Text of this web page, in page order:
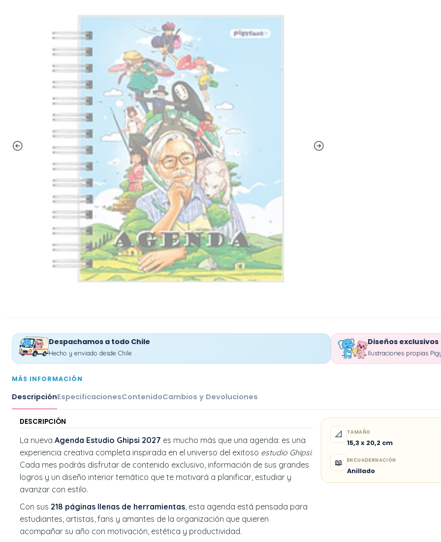
Despachamos a todo Chile
Hecho y enviado desde Chile
Diseños exclusivos
Ilustraciones propias
MÁS INFORMACIÓN
DescripciónEspecificacionesContenidoCambios y Devoluciones
DESCRIPCIÓN
La nueva Agenda Estudio Ghipsi 2027 es mucho más que una agenda: es una
experiencia creativa completa inspirada en el universo del exitoso estudio Ghipsi.
Cada mes podrás disfrutar de contenido exclusivo, información de sus grandes
logros y un diseño interior temático que te motivará a planificar, estudiar y
avanzar con estilo.
Con sus 218 páginas llenas de herramientas, esta agenda está pensada para
estudiantes, artistas, fans y amantes de la organización que quieren
acompañar su año con motivación, estética y productividad.
📐 TAMAÑO
15,3 x 20,2 cm
📖 ENCUADERNACIÓN
Anillado